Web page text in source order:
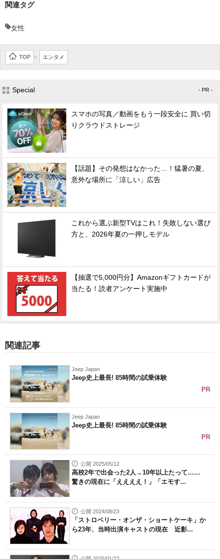
関連タグ
女性
TOP > エンタメ
Special - PR -
スマホの写真／動画をもう一段安全に 買い切
りクラウドストレージ
【話題】その発想はなかった…！猛暑の夏、
意外な場所に「涼しい」広告
これから選ぶ新型TVはこれ！失敗しない選び
方と、2026年夏の一押しモデル
【抽選で5,000円分】Amazonギフトカードが
当たる！読者アンケート実施中
関連記事
Jeep Japan
Jeep史上最長! 85時間の試乗体験
PR
Jeep Japan
Jeep史上最長! 85時間の試乗体験
PR
公開 2025/05/12
高校2年で出会った2人→10年以上たって……
驚きの現在に「ええええ！」「エモす...
公開 2024/08/23
「ストロベリー・オンザ・ショートケーキ」か
ら23年、当時出演キャストの現在 近影...